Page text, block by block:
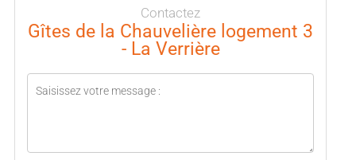
Contactez
Gîtes de la Chauvelière logement 3
- La Verrière